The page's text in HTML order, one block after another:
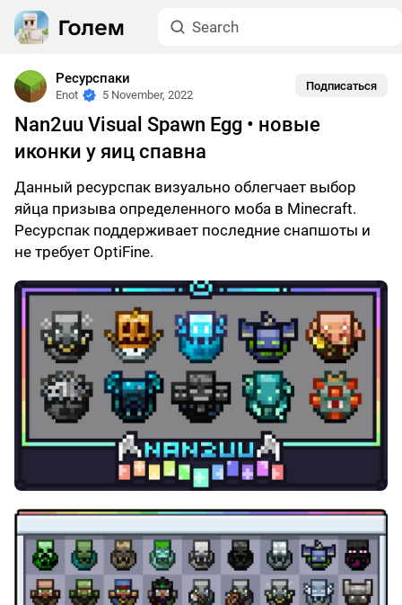
Ресурспаки
Enot 5 November, 2022
Подписаться
Nan2uu Visual Spawn Egg • новые
иконки у яиц спавна
Данный ресурспак визуально облегчает выбор
яйца призыва определенного моба в Minecraft.
Ресурспак поддерживает последние снапшоты и
не требует OptiFine.